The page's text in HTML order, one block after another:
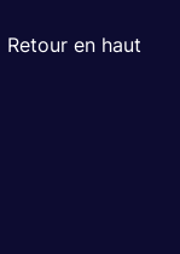
Retour en haut